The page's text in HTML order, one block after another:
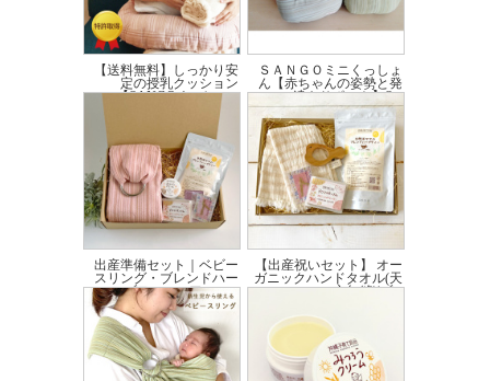
※ご使用の際は同封の取り扱い説明書を必ずお読みください。
【送料無料】しっかり安
定の授乳クッション
【SANGOくっしょ...
価格:15,070円(税込)
ＳＡＮＧＯミニくっしょ
ん【赤ちゃんの姿勢と発
達をサポート】S...
価格:1,870円(税込)～
出産準備セット｜ベビー
スリング・ブレンドハー
ブティー・アロマ...
価格:16,140円(税込)
【出産祝いセット】 オー
ガニックハンドタオル(天
衣無縫)|ブ...